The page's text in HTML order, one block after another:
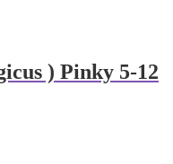
) Pinky 5-12